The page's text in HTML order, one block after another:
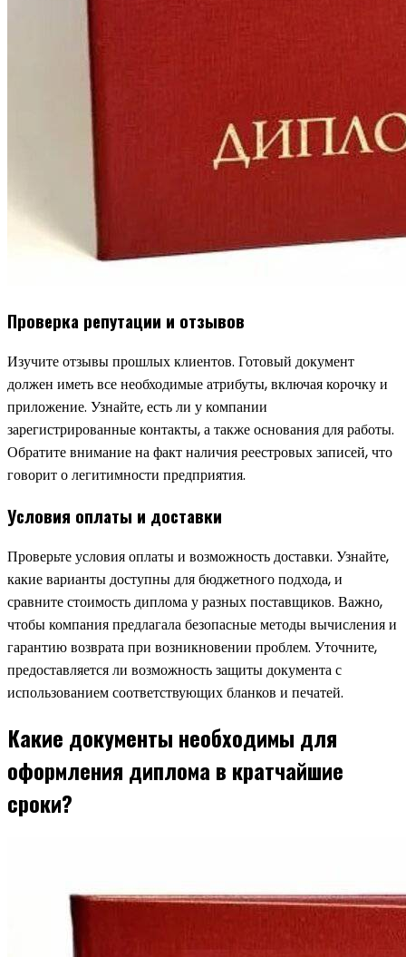
Проверка репутации и отзывов
Изучите отзывы прошлых клиентов. Готовый документ
должен иметь все необходимые атрибуты, включая корочку и
приложение. Узнайте, есть ли у компании
зарегистрированные контакты, а также основания для работы.
Обратите внимание на факт наличия реестровых записей, что
говорит о легитимности предприятия.
Условия оплаты и доставки
Проверьте условия оплаты и возможность доставки. Узнайте,
какие варианты доступны для бюджетного подхода, и
сравните стоимость диплома у разных поставщиков. Важно,
чтобы компания предлагала безопасные методы вычисления и
гарантию возврата при возникновении проблем. Уточните,
предоставляется ли возможность защиты документа с
использованием соответствующих бланков и печатей.
Какие документы необходимы для
оформления диплома в кратчайшие
сроки?